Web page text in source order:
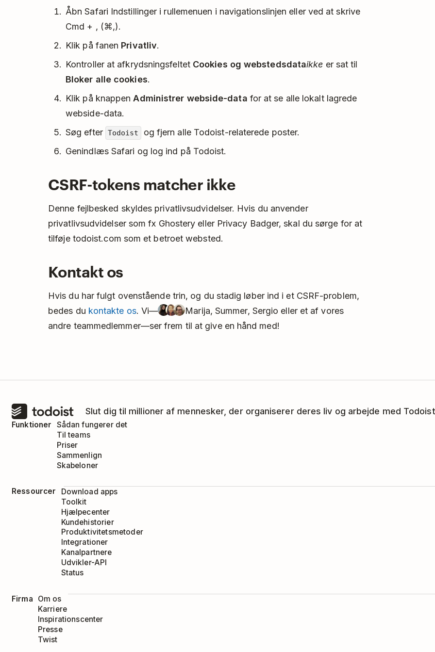
Åbn Safari Indstillinger i rullemenuen i navigationslinjen eller ved at skrive
Cmd + , (⌘,).
Klik på fanen Privatliv.
Kontroller at afkrydsningsfeltet Cookies og webstedsdataikke er sat til
Bloker alle cookies.
Klik på knappenAdministrer webside-data for at se alle lokalt lagrede
webside-data.
Søg efter Todoist
og fjern alle Todoist-relaterede poster.
Genindlæs Safari og log ind på Todoist.
CSRF-tokens matcher ikke
Denne fejlbesked skyldes privatlivsudvidelser. Hvis du anvender
privatlivsudvidelser som fx Ghostery eller Privacy Badger, skal du sørge for at
tilføje todoist.com som et betroet websted.
Kontakt os
Hvis du har fulgt ovenstående trin, og du stadig løber ind i et CSRF-problem,
bedes du kontakte os. Vi—
Marija, Summer, Sergio eller et af ​​vores
andre teammedlemmer—ser frem til at give en hånd med!
Slut dig til millioner af mennesker, der organiserer deres liv og arbejde med
Funktioner
Sådan fungerer det
Til teams
Priser
Sammenlign
Skabeloner
Ressourcer
Download apps
Toolkit
Hjælpecenter
Kundehistorier
Produktivitetsmetoder
Integrationer
Kanalpartnere
Udvikler-API
Status
Firma
Om os
Karriere
Inspirationscenter
Presse
Twist